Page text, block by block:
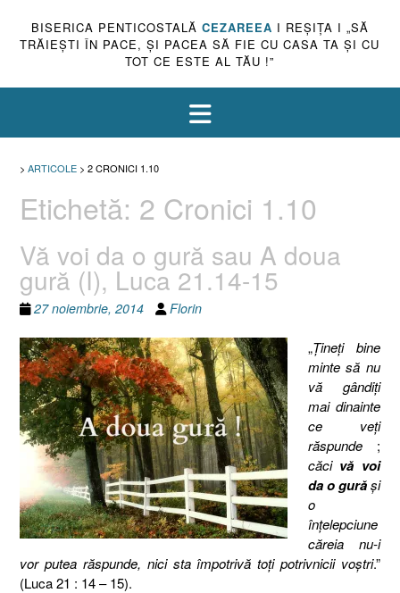
BISERICA PENTICOSTALĂ CEZAREEA I REŞIŢA I „SĂ
TRĂIEŞTI ÎN PACE, ŞI PACEA SĂ FIE CU CASA TA ŞI CU
TOT CE ESTE AL TĂU !”
> ARTICOLE > 2 CRONICI 1.10
Etichetă: 2 Cronici 1.10
Vă voi da o gură sau A doua
gură (I), Luca 21.14-15
27 noiembrie, 2014 Florin
„Ţineţi bine
minte să nu
vă gândiţi
mai dinainte
ce veţi
răspunde ;
căci vă voi
dao gurăşi
o
înţelepciune
căreia nu-i
vor putea răspunde, nici sta împotrivă toţi potrivnicii voştri.”
(Luca 21 : 14 – 15).